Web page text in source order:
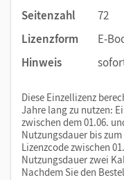
Seitenzahl
72
Lizenzform
E-
Hinweis
Diese Einzellizenz
Jahre lang zu nutzen:
zwischen dem 01.06.
Nutzungsdauer bis
Lizenzcode zwischen
Nutzungsdauer zwei
Nachdem Sie den